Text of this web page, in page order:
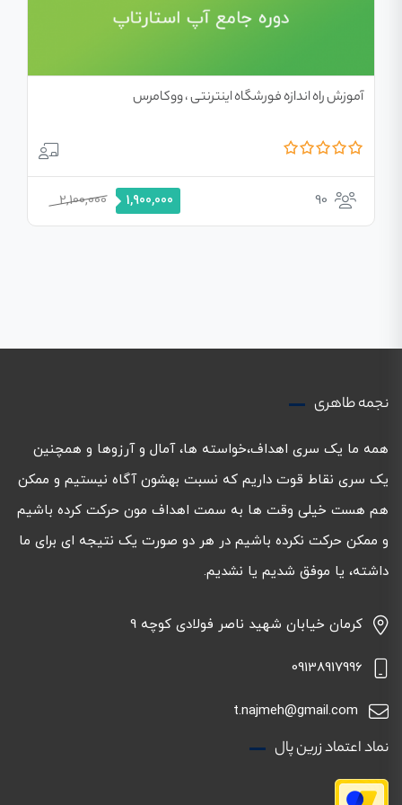
آموزش راه اندازه فورشگاه اینترنتی ، ووکامرس
90
2,100,000
قیمت
اصلی
1,900,000 قیمت
فعلی
نجمه طاهری
همه ما یک سری اهداف،خواسته ها، آمال و آرزوها و همچنین
یک سری نقاط قوت داریم که نسبت بهشون آگاه نیستیم و ممکن
هم هست خیلی وقت ها به سمت اهداف مون حرکت کرده باشیم
و ممکن حرکت نکرده باشیم در هر دو صورت یک نتیجه ای برای ما
داشته، یا موفق شدیم یا نشدیم.
کرمان خیابان شهید ناصر فولادی کوچه 9
09138917996
t.najmeh@gmail.com
نماد اعتماد زرین پال